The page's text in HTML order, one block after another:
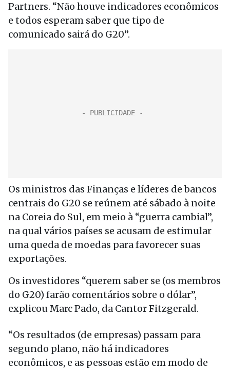
Partners. “Não houve indicadores econômicos
e todos esperam saber que tipo de
comunicado sairá do G20”.
Os ministros das Finanças e líderes de bancos
centrais do G20 se reúnem até sábado à noite
na Coreia do Sul, em meio à “guerra cambial”,
na qual vários países se acusam de estimular
uma queda de moedas para favorecer suas
exportações.
Os investidores “querem saber se (os membros
do G20) farão comentários sobre o dólar”,
explicou Marc Pado, da Cantor Fitzgerald.
“Os resultados (de empresas) passam para
segundo plano, não há indicadores
econômicos, e as pessoas estão em modo de